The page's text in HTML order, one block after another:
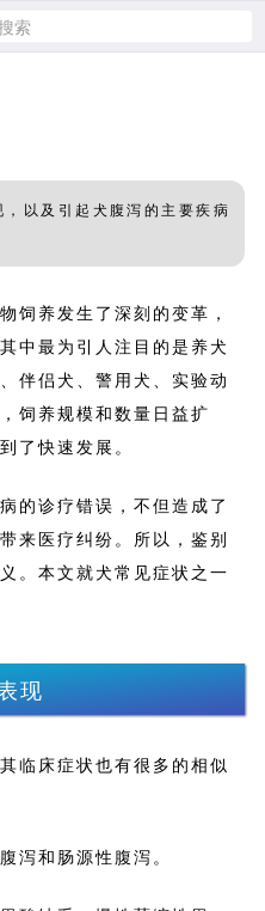
索
以及引起犬腹泻的主要疾病
饲养发生了深刻的变革，
中最为引人注目的是养犬
伴侣犬、警用犬、实验动
饲养规模和数量日益扩
了快速发展。
的诊疗错误，不但造成了
来医疗纠纷。所以，鉴别
。本文就犬常见症状之一
现
临床症状也有很多的相似
泻和肠源性腹泻。